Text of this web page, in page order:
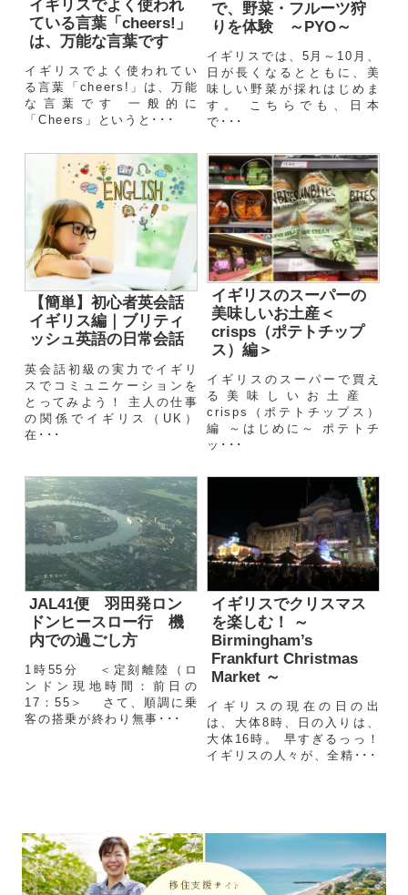
イギリスでよく使われ
ている言葉「cheers!」
は、万能な言葉です
イギリスでよく使われてい
る言葉「cheers!」は、万能
な言葉です 一般的に
「Cheers」というと･･･
で、野菜・フルーツ狩
りを体験 ～PYO～
イギリスでは、5月～10月、
日が長くなるとともに、美
味しい野菜が採れはじめま
す。 こちらでも、日本
で･･･
【簡単】初心者英会話
イギリス編｜ブリティ
ッシュ英語の日常会話
英会話初級の実力でイギリ
スでコミュニケーションを
とってみよう！ 主人の仕事
の関係でイギリス（UK）
在･･･
イギリスのスーパーの
美味しいお土産＜
crisps（ポテトチップ
ス）編＞
イギリスのスーパーで買え
る美味しいお土産
crisps（ポテトチップス）
編 ～はじめに～ ポテトチ
ッ･･･
JAL41便 羽田発ロン
ドンヒースロー行 機
内での過ごし方
1時55分 ＜定刻離陸（ロ
ンドン現地時間：前日の
17：55＞ さて、順調に乗
客の搭乗が終わり無事･･･
イギリスでクリスマス
を楽しむ！ ～
Birmingham’s
Frankfurt Christmas
Market ～
イギリスの現在の日の出
は、大体8時、日の入りは、
大体16時。 早すぎるっっ！
イギリスの人々が、全精･･･